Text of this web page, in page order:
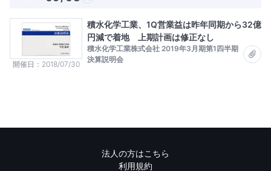
開催日 2018/07/30
積水化学工業、1Q営業益は昨年同期から32億
円減で着地 上期計画は修正なし
積水化学工業株式会社 2019年3月期第1四半期
決算説明会
法人の方はこちら
利用規約